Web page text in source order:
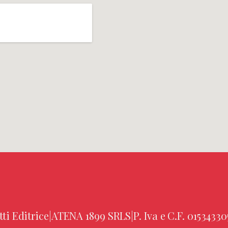
Editrice ATENA 1899 SRLS |P. Iva e C.F.